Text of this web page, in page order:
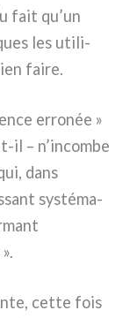
fait qu’un
les uti­li­
fai­re.
erro­née »
il – n’incombe
dans
systé­ma­
cet­te fois